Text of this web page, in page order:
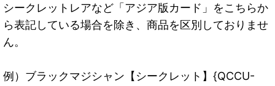
シークレットレアなど「アジア版カード」をこちらか
ら表記している場合を除き、商品を区別しておりませ
ん。
例）ブラックマジシャン【シークレット】{QCCU-